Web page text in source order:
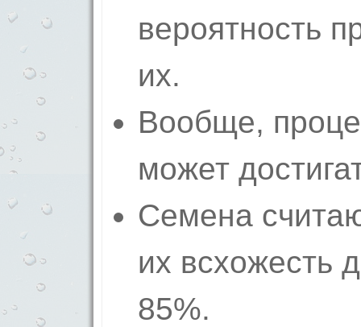
вероятность
их.
Вообще,
может
Семена
их всхожесть
85%.